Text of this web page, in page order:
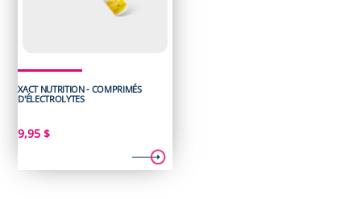
XACT NUTRITION - COMPRIMÉS
D'ÉLECTROLYTES
9,95$